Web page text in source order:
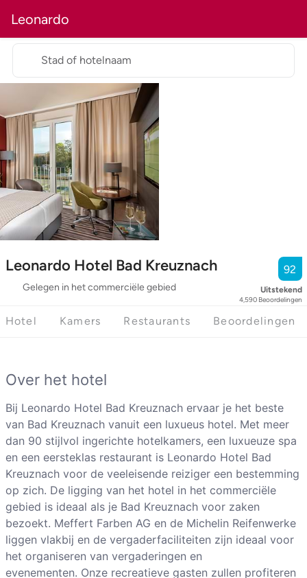
Leonardo
Leonardo Hotel Bad Kreuznach
Gelegen in het commerciële gebied
92
Uitstekend
4,590 Beoordelingen
Stad of hotelnaam
Hotel Kamers Restaurants Beoordelingen
Over het hotel
Bij Leonardo Hotel Bad Kreuznach ervaar je het beste
van Bad Kreuznach vanuit een luxueus hotel. Met meer
dan 90 stijlvol ingerichte hotelkamers, een luxueuze spa
en een eersteklas restaurant is Leonardo Hotel Bad
Kreuznach voor de veeleisende reiziger een bestemming
op zich. De ligging van het hotel in het commerciële
gebied is ideaal als je Bad Kreuznach voor zaken
bezoekt. Meffert Farben AG en de Michelin Reifenwerke
liggen vlakbij en de vergaderfaciliteiten zijn ideaal voor
het organiseren van vergaderingen en
evenementen. Onze recreatieve gasten zullen profiteren